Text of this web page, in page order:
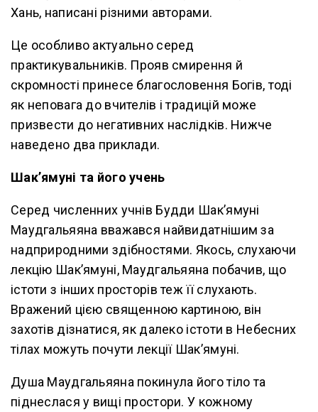
Хань, написані різними авторами.
Це особливо актуально серед
практикувальників. Прояв смирення й
скромності принесе благословення Богів, тоді
як неповага до вчителів і традицій може
призвести до негативних наслідків. Нижче
наведено два приклади.
Шак’ямуні та його учень
Серед численних учнів Будди Шак’ямуні
Маудгальяяна вважався найвидатнішим за
надприродними здібностями. Якось, слухаючи
лекцію Шак’ямуні, Маудгальяяна побачив, що
істоти з інших просторів теж її слухають.
Вражений цією священною картиною, він
захотів дізнатися, як далеко істоти в Небесних
тілах можуть почути лекції Шак’ямуні.
Душа Маудгальяяна покинула його тіло та
піднеслася у вищі простори. У кожному